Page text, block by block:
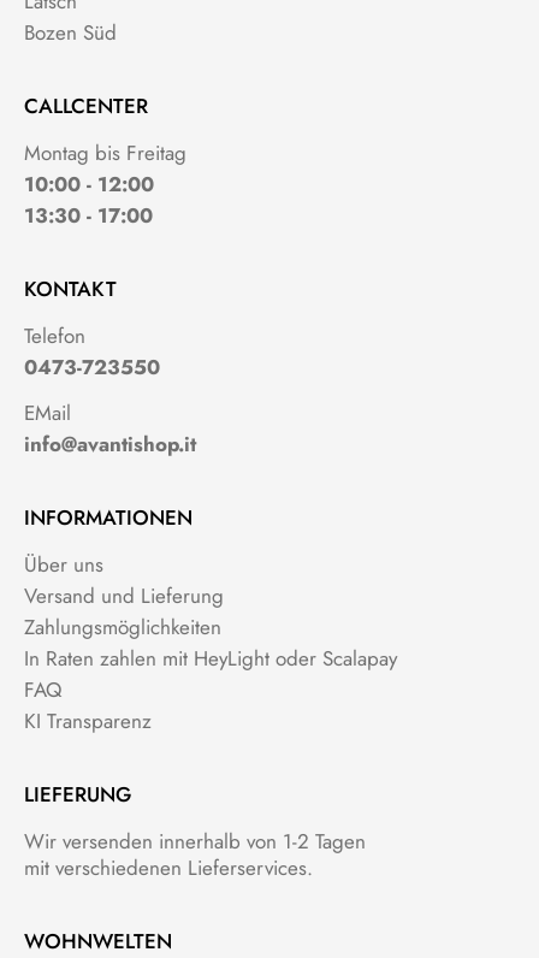
Bozen Süd
CALLCENTER
Montag bis Freitag
10:00 - 12:00
13:30 - 17:00
KONTAKT
Telefon
0473-723550
EMail
info@avantishop.it
INFORMATIONEN
Über uns
Versand und Lieferung
Zahlungsmöglichkeiten
In Raten zahlen mit HeyLight oder Scalapay
FAQ
KI Transparenz
LIEFERUNG
Wir versenden innerhalb von 1-2 Tagen
mit verschiedenen Lieferservices.
WOHNWELTEN